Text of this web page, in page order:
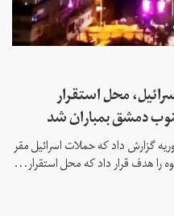
محل استقرار
دمشق بمباران شد
گزارش داد که حملات اسرائیل مقر
هدف قرار داد که محل استقرار...